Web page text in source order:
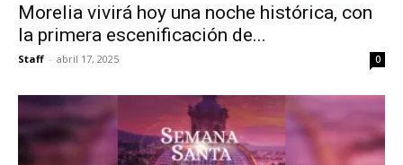
Morelia vivirá hoy una noche histórica, con
la primera escenificación de...
Staff - abril 17, 2025 0